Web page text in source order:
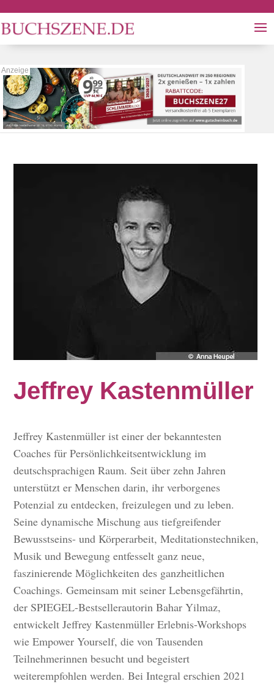
Jeffrey Kastenmüller
Jeffrey Kastenmüller ist einer der bekanntesten
Coaches für Persönlichkeitsentwicklung im
deutschsprachigen Raum. Seit über zehn Jahren
unterstützt er Menschen darin, ihr verborgenes
Potenzial zu entdecken, freizulegen und zu leben.
Seine dynamische Mischung aus tiefgreifender
Bewusstseins- und Körperarbeit, Meditationstechniken,
Musik und Bewegung entfesselt ganz neue,
faszinierende Möglichkeiten des ganzheitlichen
Coachings. Gemeinsam mit seiner Lebensgefährtin,
der SPIEGEL-Bestsellerautorin Bahar Yilmaz,
entwickelt Jeffrey Kastenmüller Erlebnis-Workshops
wie Empower Yourself, die von Tausenden
Teilnehmerinnen besucht und begeistert
weiterempfohlen werden. Bei Integral erschien 2021